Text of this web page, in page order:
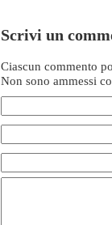
Scrivi un
Ciascun commento
Non sono ammessi